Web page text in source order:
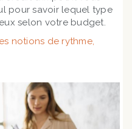
pour savoir lequel type
selon votre budget.
notions de rythme,